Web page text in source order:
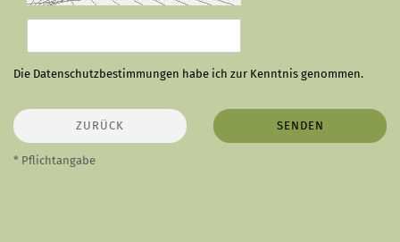
Die Datenschutzbestimmungen habe ich zur Kenntnis genommen.
ZURÜCK SENDEN
* Pflichtangabe